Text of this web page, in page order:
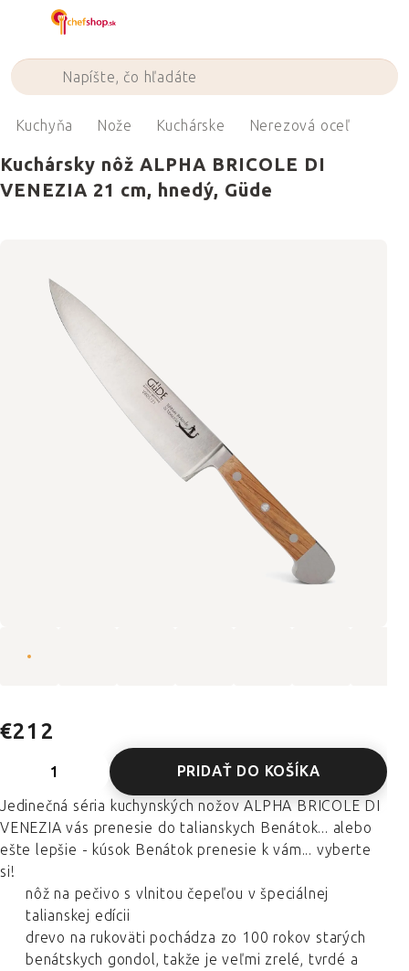
Kuchyňa Nože Kuchárske Nerezová oceľ
Kuchársky nôž ALPHA BRICOLE DI
VENEZIA 21 cm, hnedý, Güde
€212
PRIDAŤ DO KOŠÍKA
Jedinečná séria kuchynských nožov ALPHA BRICOLE DI
VENEZIA vás prenesie do talianskych Benátok... alebo
ešte lepšie - kúsok Benátok prenesie k vám... vyberte
si!
nôž na pečivo s vlnitou čepeľou v špeciálnej
talianskej edícii
drevo na rukoväti pochádza zo 100 rokov starých
benátskych gondol, takže je veľmi zrelé, tvrdé a